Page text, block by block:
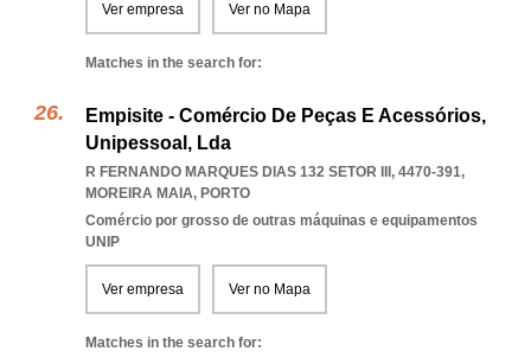
Ver empresa Ver no Mapa
Matches in the search for:
Empisite - Comércio De Peças E Acessórios,
Unipessoal, Lda
R FERNANDO MARQUES DIAS 132 SETOR III, 4470-391,
MOREIRA MAIA, PORTO
Comércio por grosso de outras máquinas e equipamentos
UNIP
Ver empresa Ver no Mapa
Matches in the search for: